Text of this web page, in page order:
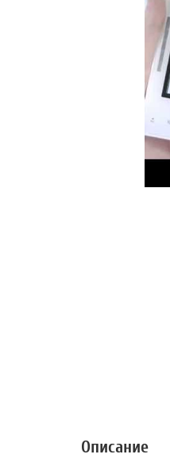
Описание